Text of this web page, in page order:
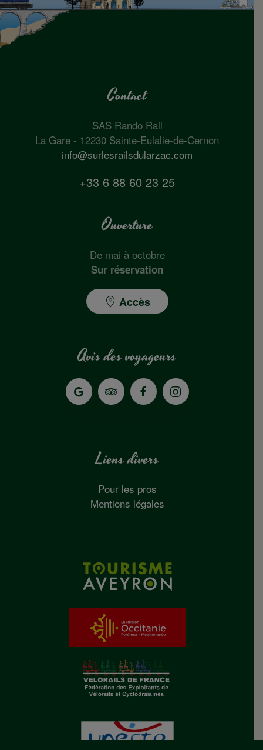
Contact
SAS Rando Rail
La Gare - 12230 Sainte-Eulalie-de-Cernon
info@surlesrailsdularzac.com
+33 6 88 60 23 25
Ouverture
De mai à octobre
Sur réservation
Accès
Avis des voyageurs
Liens divers
Pour les pros
Mentions légales